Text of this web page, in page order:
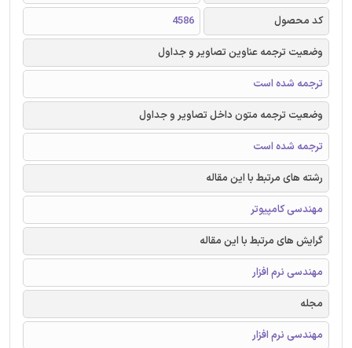
کد محصول
4586
وضعیت ترجمه عناوین تصاویر و جداول
ترجمه شده است
وضعیت ترجمه متون داخل تصاویر و جداول
ترجمه شده است
رشته های مرتبط با این مقاله
مهندسی کامپیوتر
گرایش های مرتبط با این مقاله
مهندسی نرم افزار
مجله
مهندسی نرم افزار